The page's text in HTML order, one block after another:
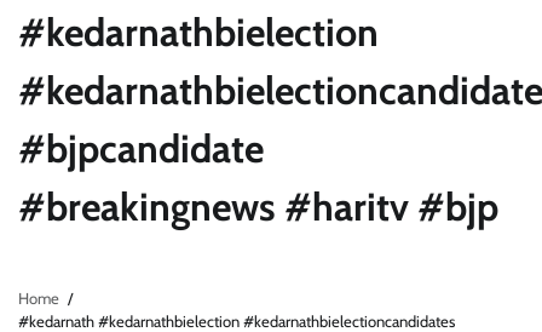
#kedarnathbielection
#bjpcandidate
#breakingnews #haritv #bjp
Home
#kedarnath #kedarnathbielection #kedarnathbielectioncandidates